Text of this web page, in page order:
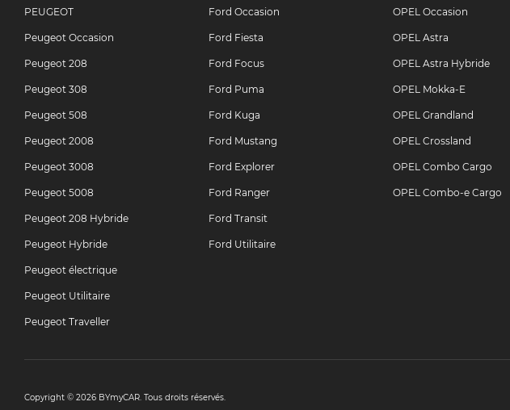
PEUGEOT
Peugeot Occasion
Peugeot 208
Peugeot 308
Peugeot 508
Peugeot 2008
Peugeot 3008
Peugeot 5008
Peugeot 208 Hybride
Peugeot Hybride
Peugeot électrique
Peugeot Utilitaire
Peugeot Traveller
Ford Occasion
Ford Fiesta
Ford Focus
Ford Puma
Ford Kuga
Ford Mustang
Ford Explorer
Ford Ranger
Ford Transit
Ford Utilitaire
OPEL Occasion
OPEL Astra
OPEL Astra Hybride
OPEL Mokka-E
OPEL Grandland
OPEL Crossland
OPEL Combo Cargo
OPEL Combo-e Cargo
Copyright © 2026 BYmyCAR. Tous droits réservés.